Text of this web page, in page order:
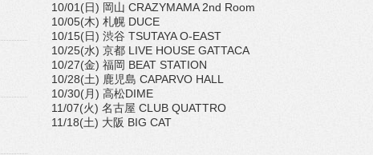
10/01(日) 岡山 CRAZYMAMA 2nd Room
10/05(木) 札幌 DUCE
10/15(日) 渋谷 TSUTAYA O-EAST
10/25(水) 京都 LIVE HOUSE GATTACA
10/27(金) 福岡 BEAT STATION
10/28(土) 鹿児島 CAPARVO HALL
10/30(月) 高松DIME
11/07(火) 名古屋 CLUB QUATTRO
11/18(土) 大阪 BIG CAT